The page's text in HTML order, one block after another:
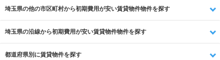
埼玉県の他の市区町村から初期費用が安い賃貸物件物件を探す
埼玉県の沿線から初期費用が安い賃貸物件物件を探す
都道府県別に賃貸物件を探す